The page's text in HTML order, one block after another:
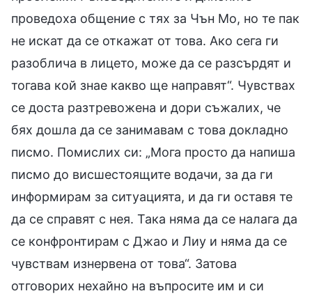
проведоха общение с тях за Чън Мо, но те пак
не искат да се откажат от това. Ако сега ги
разоблича в лицето, може да се разсърдят и
тогава кой знае какво ще направят“. Чувствах
се доста разтревожена и дори съжалих, че
бях дошла да се занимавам с това докладно
писмо. Помислих си: „Мога просто да напиша
писмо до висшестоящите водачи, за да ги
информирам за ситуацията, и да ги оставя те
да се справят с нея. Така няма да се налага да
се конфронтирам с Джао и Лиу и няма да се
чувствам изнервена от това“. Затова
отговорих нехайно на въпросите им и си